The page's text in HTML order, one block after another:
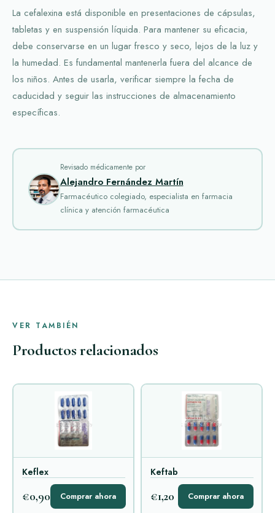
La cefalexina está disponible en presentaciones de cápsulas,
tabletas y en suspensión líquida. Para mantener su eficacia,
debe conservarse en un lugar fresco y seco, lejos de la luz y
la humedad. Es fundamental mantenerla fuera del alcance de
los niños. Antes de usarla, verificar siempre la fecha de
caducidad y seguir las instrucciones de almacenamiento
específicas.
Revisado médicamente por
Alejandro Fernández Martín
Farmacéutico colegiado, especialista en farmacia
clínica y atención farmacéutica
VER TAMBIÉN
Productos relacionados
Keflex
€0,90 Comprar ahora
Keftab
€1,20 Comprar ahora